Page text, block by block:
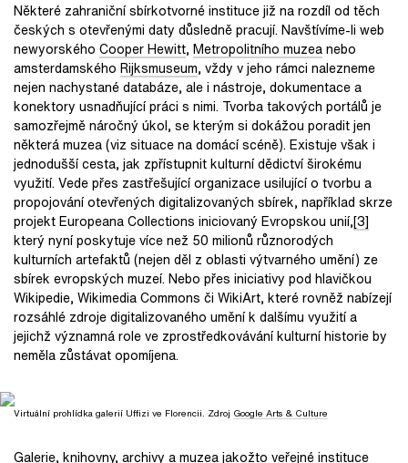
Některé zahraniční sbírkotvorné instituce již na rozdíl od těch
českých s otevřenými daty důsledně pracují. Navštívíme-li web
newyorského Cooper Hewitt, Metropolitního muzeanebo
amsterdamského Rijksmuseum, vždy v jeho rámci nalezneme
nejen nachystané databáze, ale i nástroje, dokumentace a
konektory usnadňující práci s nimi. Tvorba takových portálů je
samozřejmě náročný úkol, se kterým si dokážou poradit jen
některá muzea (viz situace na domácí scéně). Existuje však i
jednodušší cesta, jak zpřístupnit kulturní dědictví širokému
využití. Vede přes zastřešující organizace usilující o tvorbu a
propojování otevřených digitalizovaných sbírek, například skrze
projekt Europeana Collections iniciovaný Evropskou unií,[3]
který nyní poskytuje více než 50 milionů různorodých
kulturních artefaktů (nejen děl z oblasti výtvarného umění) ze
sbírek evropských muzeí. Nebo přes iniciativy pod hlavičkou
Wikipedie, Wikimedia Commons či WikiArt, které rovněž nabízejí
rozsáhlé zdroje digitalizovaného umění k dalšímu využití a
jejichž významná role ve zprostředkovávání kulturní historie by
neměla zůstávat opomíjena.
Virtuální prohlídka galerií Uffizi ve Florencii. Zdroj Google Arts & Culture
Galerie, knihovny, archivy a muzea jakožto veřejné instituce